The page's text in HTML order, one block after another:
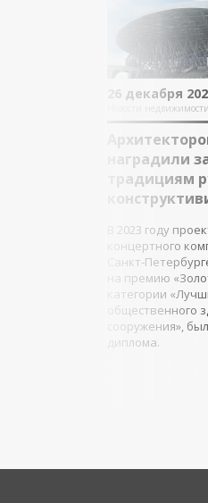
26 декабря
Новости недвижимости
наградили
традициям
В 2023 году
концертного
Санкт-
на премию
категории
общественного
сооружения»,
диплома.